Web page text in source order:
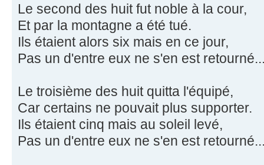
Le second des huit fut noble à la cour,
Et par la montagne a été tué.
Ils étaient alors six mais en ce jour,
Pas un d'entre eux ne s'en est
Le troisième des huit quitta l'équipé,
Car certains ne pouvait plus supporter.
Ils étaient cinq mais au soleil levé,
Pas un d'entre eux ne s'en est